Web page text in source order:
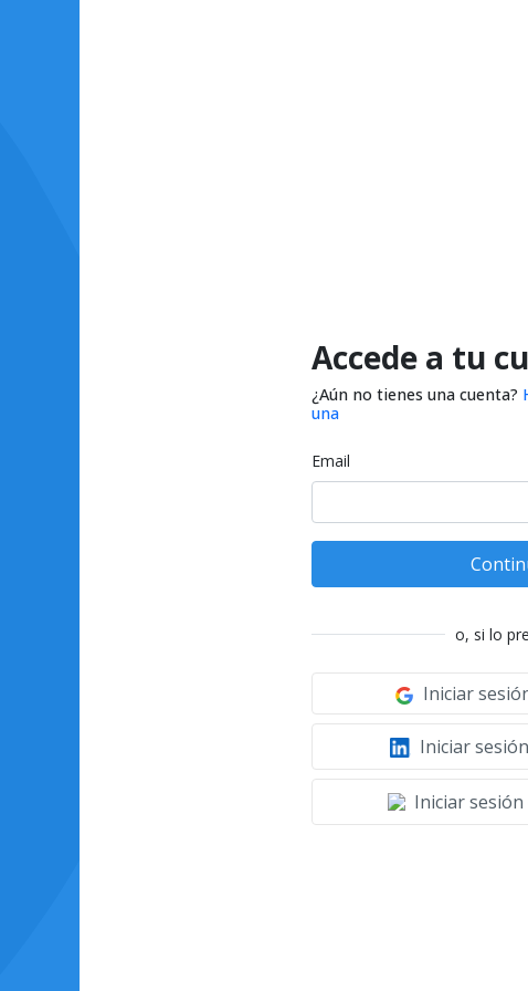
Accede a tu
¿Aún no tienes una cuenta?
una
Email
o, si lo
Iniciar
Iniciar
Iniciar